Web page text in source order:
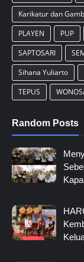
Karikatur dan
PLAYEN
PUP
SAPTOSARI
Sihana Yuliarto
TEPUS
Random Posts